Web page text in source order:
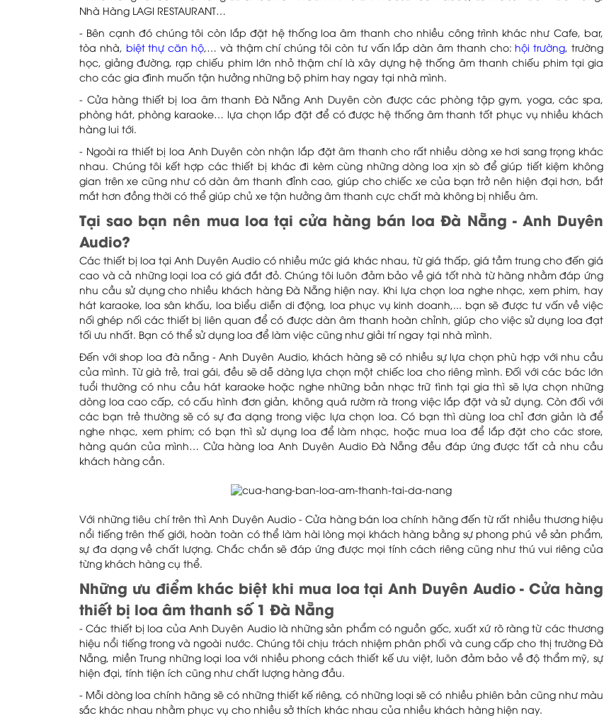
Nhà Hàng LAGI RESTAURANT…
- Bên cạnh đó chúng tôi còn lắp đặt hệ thống loa âm thanh cho nhiều công trình khác như Cafe, bar,
tòa nhà,
biệt thự căn hộ,… và thậm chí chúng tôi còn tư vấn lắp dàn âm thanh cho: hội trường, trường
học, giảng đường, rạp chiếu phim lớn nhỏ thậm chí là xây dựng hệ thống âm thanh chiếu phim tại gia
cho các gia đình muốn tận hưởng những bộ phim hay ngay tại nhà mình.
- Cửa hàng thiết bị loa âm thanh Đà Nẵng Anh Duyên còn được các phòng tập gym, yoga, các spa,
phòng hát, phòng karaoke… lựa chọn lắp đặt để có được hệ thống âm thanh tốt phục vụ nhiều khách
hàng lui tới.
- Ngoài ra thiết bị loa Anh Duyên còn nhận lắp đặt âm thanh cho rất nhiều dòng xe hơi sang trọng khác
nhau. Chúng tôi kết hợp các thiết bị khác đi kèm cùng những dòng loa xịn sò để giúp tiết kiệm không
gian trên xe cũng như có dàn âm thanh đỉnh cao, giúp cho chiếc xe của bạn trở nên hiện đại hơn, bắt
mắt hơn đồng thời có thể giúp chủ xe tận hưởng âm thanh cực chất mà không bị nhiễu âm.
Tại sao bạn nên mua loa tại cửa hàng bán loa Đà Nẵng - Anh Duyên
Audio?
Các thiết bị loa tại Anh Duyên Audio có nhiều mức giá khác nhau, từ giá thấp, giá tầm trung cho đến giá
cao và cả những loại loa có giá đắt đỏ. Chúng tôi luôn đảm bảo về giá tốt nhà từ hãng nhằm đáp ứng
nhu cầu sử dụng cho nhiều khách hàng Đà Nẵng hiện nay. Khi lựa chọn loa nghe nhạc, xem phim, hay
hát karaoke, loa sân khấu, loa biểu diễn di động, loa phục vụ kinh doanh,... bạn sẽ được tư vấn về việc
nối ghép nối các thiết bị liên quan để có được dàn âm thanh hoàn chỉnh, giúp cho việc sử dụng loa đạt
tối ưu nhất. Bạn có thể sử dụng loa để làm việc cũng như giải trí ngay tại nhà mình.
Đến với shop loa đà nẵng - Anh Duyên Audio, khách hàng sẽ có nhiều sự lựa chọn phù hợp với nhu cầu
của mình. Từ già trẻ, trai gái, đều sẽ dễ dàng lựa chọn một chiếc loa cho riêng mình. Đối với các bác lớn
tuổi thường có nhu cầu hát karaoke hoặc nghe những bản nhạc trữ tình tại gia thì sẽ lựa chọn những
dòng loa cao cấp, có cấu hình đơn giản, không quá rườm rà trong việc lắp đặt và sử dụng. Còn đối với
các bạn trẻ thường sẽ có sự đa dạng trong việc lựa chọn loa. Có bạn thì dùng loa chỉ đơn giản là để
nghe nhạc, xem phim; có bạn thì sử dụng loa để làm nhạc, hoặc mua loa để lắp đặt cho các store,
hàng quán của mình… Cửa hàng loa Anh Duyên Audio Đà Nẵng đều đáp ứng được tất cả nhu cầu
khách hàng cần.
Với những tiêu chí trên thì Anh Duyên Audio - Cửa hàng bán loa chính hãng đến từ rất nhiều thương hiệu
nổi tiếng trên thế giới, hoàn toàn có thể làm hài lòng mọi khách hàng bằng sự phong phú về sản phẩm,
sự đa dạng về chất lượng. Chắc chắn sẽ đáp ứng được mọi tính cách riêng cũng như thú vui riêng của
từng khách hàng cụ thể.
Những ưu điểm khác biệt khi mua loa tại Anh Duyên Audio - Cửa hàng
thiết bị loa âm thanh số 1 Đà Nẵng
- Các thiết bị loa của Anh Duyên Audio là những sản phẩm có nguồn gốc, xuất xứ rõ ràng từ các thương
hiệu nổi tiếng trong và ngoài nước. Chúng tôi chịu trách nhiệm phân phối và cung cấp cho thị trường Đà
Nẵng, miền Trung những loại loa với nhiều phong cách thiết kế ưu việt, luôn đảm bảo về độ thẩm mỹ, sự
hiện đại, tính tiện ích cũng như chất lượng hàng đầu.
- Mỗi dòng loa chính hãng sẽ có những thiết kế riêng, có những loại sẽ có nhiều phiên bản cũng như màu
sắc khác nhau nhằm phục vụ cho nhiều sở thích khác nhau của nhiều khách hàng hiện nay.